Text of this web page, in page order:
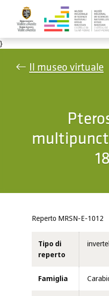
Salta al contenuto principale
}
Il museo virtuale
Reperto MRSN-E-1012
Tipo di
reperto
Famiglia